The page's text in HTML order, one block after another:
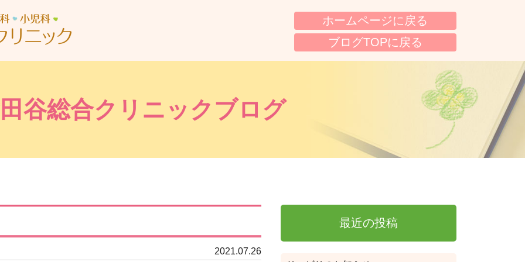
ホームページに戻る
ブログTOPに戻る
谷総合クリニックブログ
2021.07.26
最近の投稿